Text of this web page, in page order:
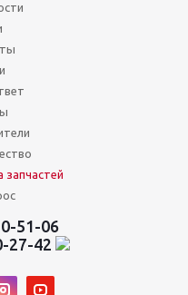
запчастей
51-06
27-42